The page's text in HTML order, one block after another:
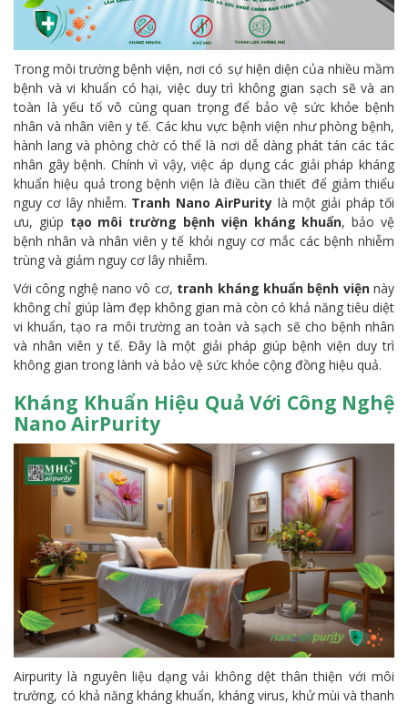
Trong môi trường bệnh viện, nơi có sự hiện diện của nhiều mầm
bệnh và vi khuẩn có hại, việc duy trì không gian sạch sẽ và an
toàn là yếu tố vô cùng quan trọng để bảo vệ sức khỏe bệnh
nhân và nhân viên y tế. Các khu vực bệnh viện như phòng bệnh,
hành lang và phòng chờ có thể là nơi dễ dàng phát tán các tác
nhân gây bệnh. Chính vì vậy, việc áp dụng các giải pháp kháng
khuẩn hiệu quả trong bệnh viện là điều cần thiết để giảm thiểu
nguy cơ lây nhiễm. Tranh Nano AirPurity là một giải pháp tối
ưu, giúp tạo môi trường bệnh viện kháng khuẩn, bảo vệ
bệnh nhân và nhân viên y tế khỏi nguy cơ mắc các bệnh nhiễm
trùng và giảm nguy cơ lây nhiễm.
Với công nghệ nano vô cơ, tranh kháng khuẩn bệnh việnnày
không chỉ giúp làm đẹp không gian mà còn có khả năng tiêu diệt
vi khuẩn, tạo ra môi trường an toàn và sạch sẽ cho bệnh nhân
và nhân viên y tế. Đây là một giải pháp giúp bệnh viện duy trì
không gian trong lành và bảo vệ sức khỏe cộng đồng hiệu quả.
Kháng Khuẩn Hiệu Quả Với Công Nghệ
Nano AirPurity
Airpurity là nguyên liệu dạng vải không dệt thân thiện với môi
trường, có khả năng kháng khuẩn, kháng virus, khử mùi và thanh